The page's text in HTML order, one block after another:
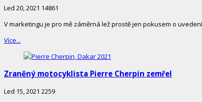
Led 20, 2021 14861
V marketingu je pro mě záměrná lež prostě jen pokusem o
Více...
Zraněný motocyklista Pierre Cherpin zemřel
Led 15, 2021 2259